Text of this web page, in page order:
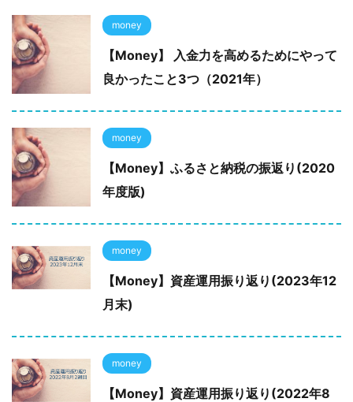
money
【Money】 入金力を高めるためにやって
良かったこと3つ（2021年）
money
【Money】ふるさと納税の振返り(2020
年度版)
money
【Money】資産運用振り返り(2023年12
月末)
money
【Money】資産運用振り返り(2022年8